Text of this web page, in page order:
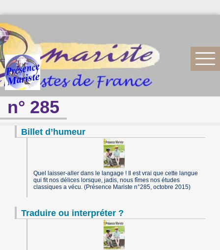
n° 285
Billet d’humeur
Quel laisser-aller dans le langage ! Il est vrai que cette langue
qui fit nos délices lorsque, jadis, nous fîmes nos études
classiques a vécu. (Présence Mariste n°285, octobre 2015)
Traduire ou interpréter ?